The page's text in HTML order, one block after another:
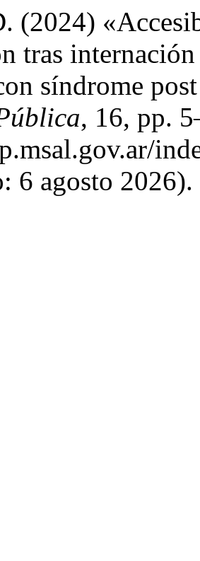
(2024)
tras
síndrome
, 16, pp.
6 agosto 2026).